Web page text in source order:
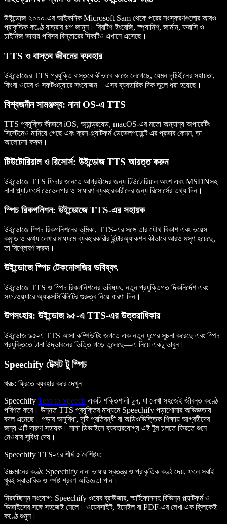
উইন্ডোজ ২০০০-এর আইকনিক Microsoft Sam থেকে পরের সংস্করণগুলোর আরও
প্রাকৃতিক কণ্ঠে যাত্রার গল্প জানুন। ব্রিটিশ ইংরেজি, স্প্যানিশ, জার্মান, ফরাসি ও
চাইনিজ ভাষায় পরিসর বিস্তারের দিকটিও এখানে এসেছে।
TTS ও বাস্তব জীবনের ব্যবহার
উইন্ডোজের TTS প্রযুক্তি বাস্তবে কীভাবে কাজে লেগেছে, যেমন দৃষ্টিহীনের সহায়তা,
কিংবা ওয়েব ও সফটওয়্যারে সংযোজন—এসব ব্যবহারিক দিক তুলে ধরা হয়েছে।
বিশ্বজনীন সামঞ্জস্য: নানা OS-এ TTS
TTS প্রযুক্তি কীভাবে iOS, অ্যান্ড্রয়েড, macOS-এর মতো অন্যান্য অপারেটিং
সিস্টেমেও মানিয়ে গেছে এবং ক্রস-প্ল্যাটফর্ম ডেভেলপমেন্টে এর প্রভাব কেমন, তা
আলোচনা করুন।
টিউটোরিয়াল ও রিসোর্স: উইন্ডোজ TTS আয়ত্ত করুন
উইন্ডোজে TTS ফিচার জানতে আগ্রহীদের জন্য টিউটোরিয়াল অংশ এবং MSDNসহ
নানা প্ল্যাটফর্মে ডেভেলপার ও সাধারণ ব্যবহারকারীদের জন্য রিসোর্সের তথ্য দিন।
স্পিচ রিকগনিশন: উইন্ডোজে TTS-এর সহায়ক
উইন্ডোজে স্পিচ রিকগনিশনের ভূমিকা, TTS-এর সঙ্গে তার যৌথ বিকাশ এবং ভয়েস
কমান্ড ও কথ্য লেখার মাধ্যমে ব্যবহারকারীর ইন্টারঅ্যাকশন কীভাবে আরও মসৃণ হয়েছে,
তা বিশ্লেষণ করুন।
উইন্ডোজে স্পিচ টেকনোলজির ভবিষ্যৎ
উইন্ডোজে TTS ও স্পিচ রিকগনিশনের ভবিষ্যৎ, নতুন প্রযুক্তিগত দিকনির্দেশ এবং
সফটওয়্যারে অ্যাক্সেসিবিলিটির গুরুত্ব নিয়ে ধারণা দিন।
উপসংহার: উইন্ডোজ ৯৫-এ TTS-এর উত্তরাধিকার
উইন্ডোজ ৯৫-এ TTS আসা কম্পিউটিং জগতে এক নতুন যুগের সূচনা করেছে এবং স্পিচ
প্রযুক্তিতে টানা উদ্ভাবনের ভিত্তি গড়ে তুলেছে—এ নিয়ে একটু ভাবুন।
Speechify টেক্সট টু স্পিচ
খরচ: ফ্রিতে ব্যবহার করে দেখুন
Speechify Text to Speech একটি শক্তিশালী টুল, যা লেখা সহজেই জীবন্ত কণ্ঠে
পরিণত করে। উন্নত TTS প্রযুক্তির মাধ্যমে Speechify পড়াশোনার অভিজ্ঞতায়
বদল এনেছে। পড়ার অসুবিধা, দৃষ্টি প্রতিবন্ধী বা অডিওভিত্তিক শিক্ষায় আগ্রহীদের
জন্য এটি দারুণ সহায়ক। নানা ডিভাইসে ব্যবহারযোগ্য এই টুল চলতে ফিরতে শুনে
নেওয়ার সুবিধা দেয়।
Speechify TTS-এর শীর্ষ ৫ বৈশিষ্ট্য:
উচ্চমানের কণ্ঠ: Speechify নানা ভাষায় স্বতন্ত্র ও প্রাকৃতিক কণ্ঠ দেয়, ফলে সবাই
খুবই স্বাভাবিক ও স্পষ্ট শ্রবণ অভিজ্ঞতা পান।
নিরবচ্ছিন্ন সংযোগ: Speechify ওয়েব ব্রাউজার, স্মার্টফোনসহ বিভিন্ন প্ল্যাটফর্ম ও
ডিভাইসের সঙ্গে সহজেই মেলে। ওয়েবসাইট, ইমেইল বা PDF-এর লেখা এক ক্লিকেই
কণ্ঠে শুনুন।